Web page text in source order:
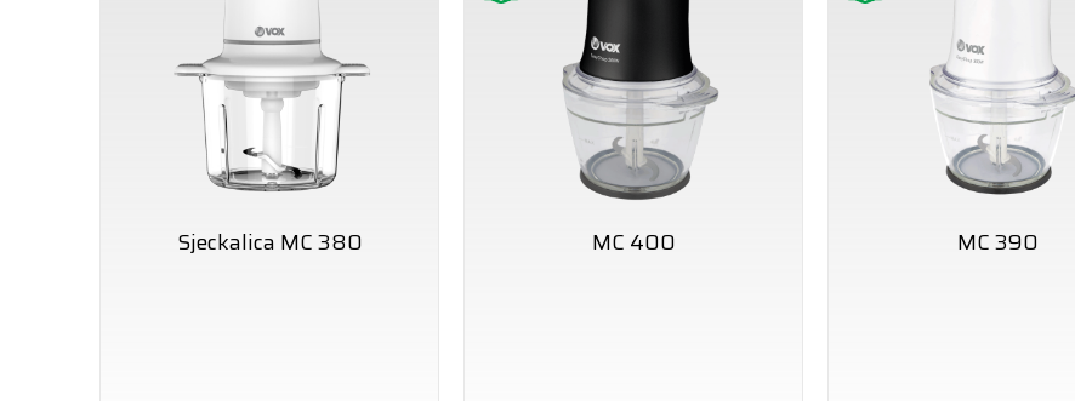
Sjeckalica MC 380 MC 400 MC 390